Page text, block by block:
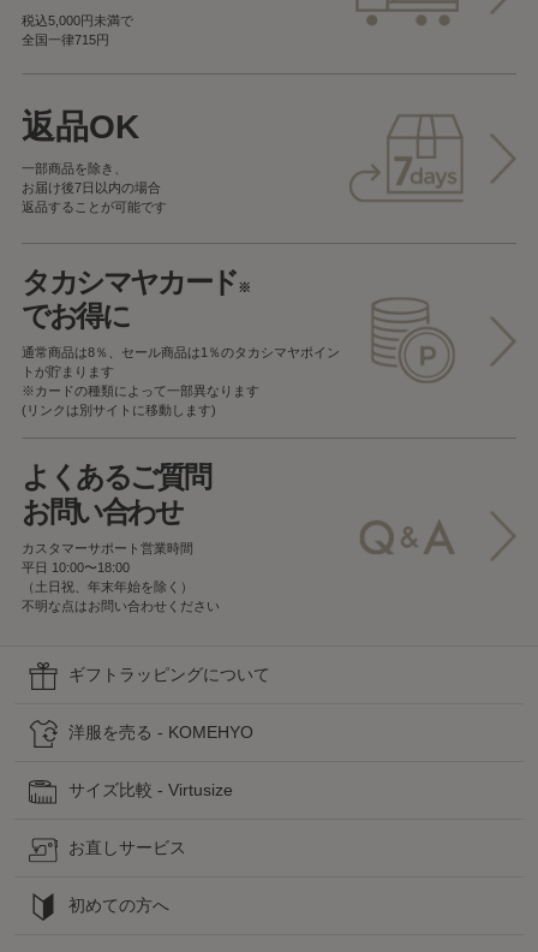
税込5,000円未満で
全国一律715円
返品OK
一部商品を除き、
お届け後7日以内の場合
返品することが可能です
タカシマヤカード※
でお得に
通常商品は8％、セール商品は1％のタカシマヤポイン
トが貯まります
※カードの種類によって一部異なります
(リンクは別サイトに移動します)
よくあるご質問
お問い合わせ
カスタマーサポート営業時間
平日 10:00〜18:00
（土日祝、年末年始を除く）
不明な点はお問い合わせください
ギフトラッピングについて
洋服を売る - KOMEHYO
サイズ比較 - Virtusize
お直しサービス
初めての方へ